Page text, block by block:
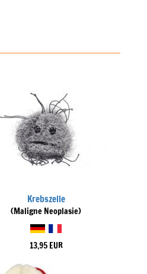
Krebszelle
(Maligne Neoplasie)
13,95 EUR